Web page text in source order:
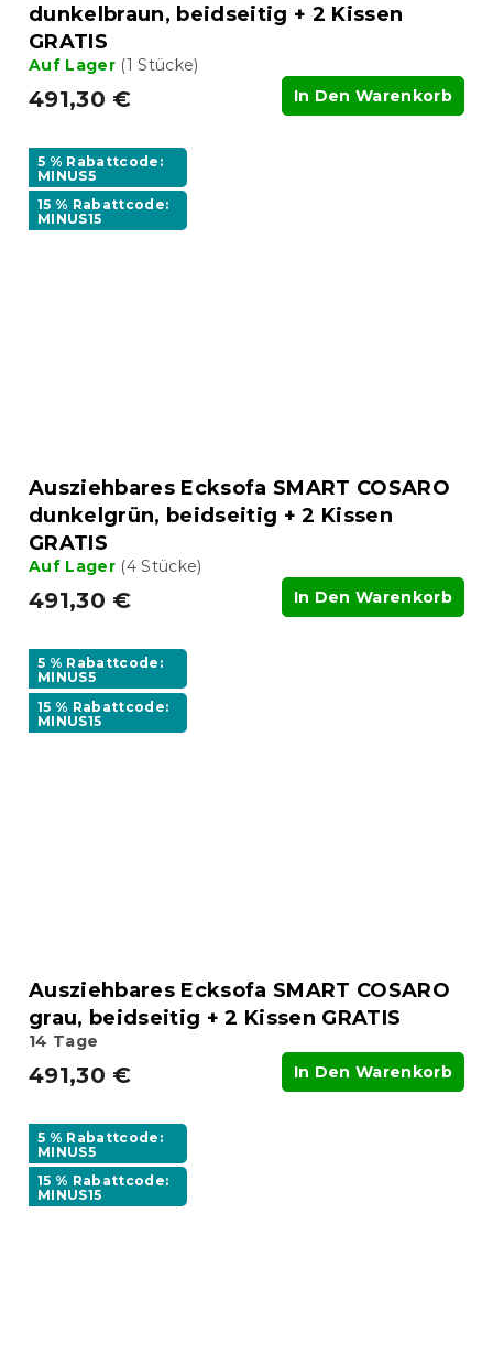
dunkelbraun, beidseitig + 2 Kissen
GRATIS
Auf Lager (1 Stücke)
491,30 € In Den Warenkorb
5 % Rabattcode:
MINUS5
15 % Rabattcode:
MINUS15
Ausziehbares Ecksofa SMART COSARO
dunkelgrün, beidseitig + 2 Kissen
GRATIS
Auf Lager (4 Stücke)
491,30 € In Den Warenkorb
5 % Rabattcode:
MINUS5
15 % Rabattcode:
MINUS15
Ausziehbares Ecksofa SMART COSARO
grau, beidseitig + 2 Kissen GRATIS
14 Tage
491,30 € In Den Warenkorb
5 % Rabattcode:
MINUS5
15 % Rabattcode:
MINUS15